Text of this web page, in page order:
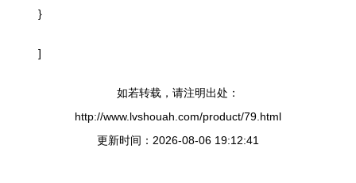
}
]
如若转载，请注明出处：
http://www.lvshouah.com/product/79.html
更新时间：2026-08-06 19:12:41